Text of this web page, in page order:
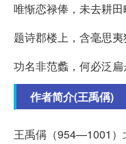
唯惭恋禄俸，未去耕田
题诗郡楼上，含毫思夷
功名非范蠡，何必泛扁
作者简介(王禹偁)
王禹偁（954—1001）